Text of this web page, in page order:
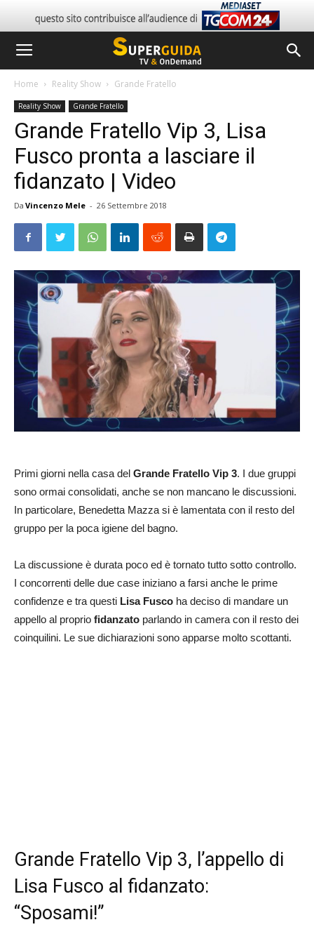
Home Reality Show Grande Fratello
Reality Show Grande Fratello
Grande Fratello Vip 3, Lisa
Fusco pronta a lasciare il
fidanzato | Video
Da Vincenzo Mele - 26 Settembre 2018
Primi giorni nella casa del Grande Fratello Vip 3. I due gruppi
sono ormai consolidati, anche se non mancano le discussioni.
In particolare, Benedetta Mazza si è lamentata con il resto del
gruppo per la poca igiene del bagno.
La discussione è durata poco ed è tornato tutto sotto controllo.
I concorrenti delle due case iniziano a farsi anche le prime
confidenze e tra questi Lisa Fusco ha deciso di mandare un
appello al proprio fidanzato parlando in camera con il resto dei
coinquilini. Le sue dichiarazioni sono apparse molto scottanti.
Grande Fratello Vip 3, l’appello di
Lisa Fusco al fidanzato:
“Sposami!”